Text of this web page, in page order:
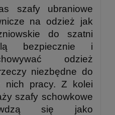
szafy ubraniowe
na odzież jak
do szatni
bezpiecznie i
odzież
niezbędne do
nich pracy. Z kolei
szafy schowkowe
się jako